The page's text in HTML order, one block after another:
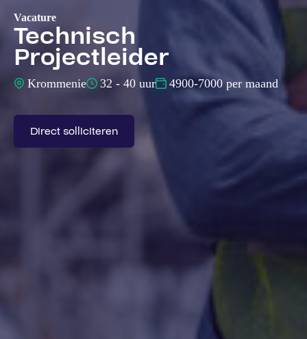
Vacature
Technisch
Projectleider
Krommenie 32 - 40 uur 4900-7000 per maand
Direct solliciteren